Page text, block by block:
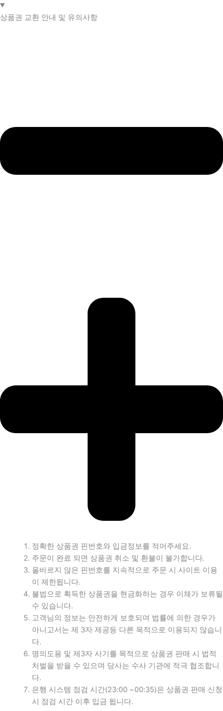
상품권 교환 안내 및 유의사항
정확한 상품권 핀번호와 입금정보를 적어주세요.
주문이 완료 되면 상품권 취소 및 환불이 불가합니다.
올바르지 않은 핀번호를 지속적으로 주문 시 사이트 이용
이 제한됩니다.
불법으로 획득한 상품권을 현금화하는 경우 이체가 보류될
수 있습니다.
고객님의 정보는 안전하게 보호되며 법률에 의한 경우가
아니고서는 제 3자 제공등 다른 목적으로 이용되지 않습니
다.
명의도용 및 제3자 사기를 목적으로 상품권 판매 시 법적
처벌을 받을 수 있으며 당사는 수사 기관에 적극 협조합니
다.
은행 시스템 점검 시간(23:00 ~00:35)은 상품권 판매 신청
시 점검 시간 이후 입금 됩니다.